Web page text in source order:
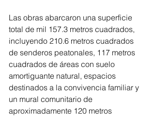
Las obras abarcaron una superficie
total de mil 157.3 metros cuadrados,
incluyendo 210.6 metros cuadrados
de senderos peatonales, 117 metros
cuadrados de áreas con suelo
amortiguante natural, espacios
destinados a la convivencia familiar y
un mural comunitario de
aproximadamente 120 metros